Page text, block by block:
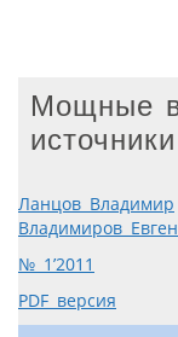
Мощные
Ланцов Владимир
Владимиров
№ 1’2011
PDF версия